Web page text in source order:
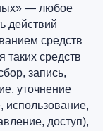
— любое
действий
средств
таких средств
запись,
уточнение
использование,
доступ),